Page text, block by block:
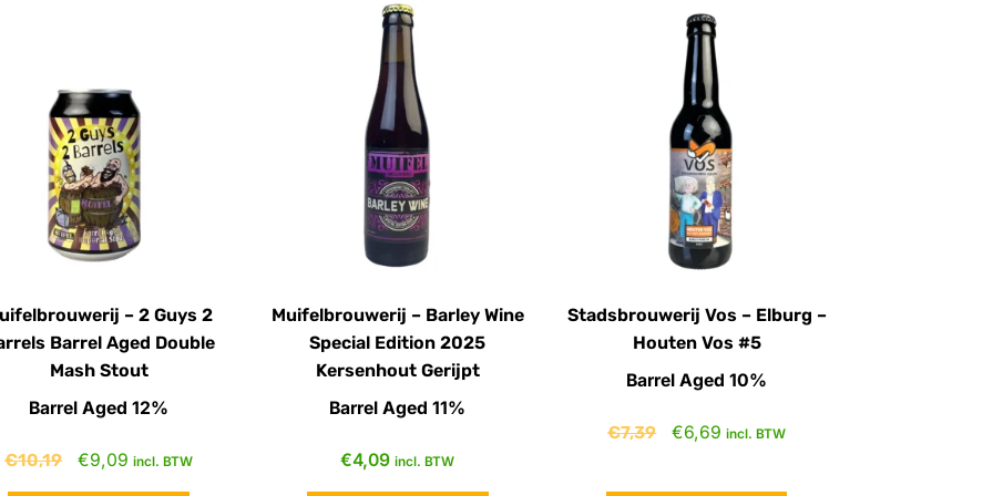
– 2 Guys 2
Barrel Aged Double
Mash Stout
Barrel Aged 12%
€10,19 €9,09 incl. BTW
Muifelbrouwerij – Barley Wine
Special Edition 2025
Kersenhout Gerijpt
Barrel Aged 11%
€4,09 incl. BTW
Stadsbrouwerij Vos – Elburg –
Houten Vos #5
Barrel Aged 10%
€7,39 €6,69 incl. BTW